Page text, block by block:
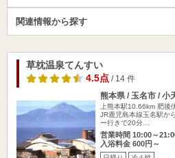
関連情報から探す
草枕温泉てんすい
4.5点/ 14 件
熊本県 / 玉名市 / 小
上熊本駅10.66km 肥後
JR鹿児島本線玉名駅か
ー行きで20分…
営業時間 10:00～
入浴料金 600円～